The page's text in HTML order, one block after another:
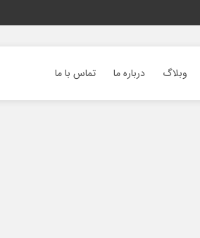
وبلاگ درباره ما تماس با ما